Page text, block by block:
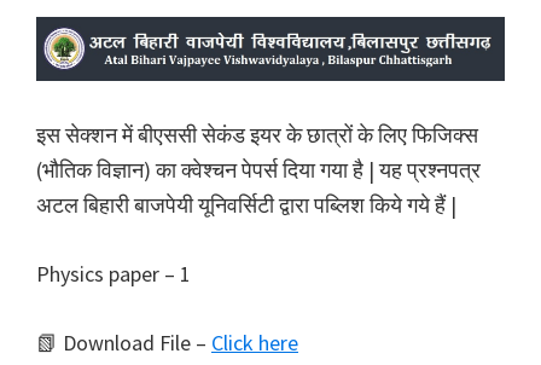
इस सेक्शन में बीएससी सेकंड इयर के छात्रों के लिए फिजिक्स
(भौतिक विज्ञान) का क्वेश्चन पेपर्स दिया गया है | यह प्रश्नपत्र
अटल बिहारी बाजपेयी यूनिवर्सिटी द्वारा पब्लिश किये गये हैं |
Physics paper – 1
📗 Download File – Click here